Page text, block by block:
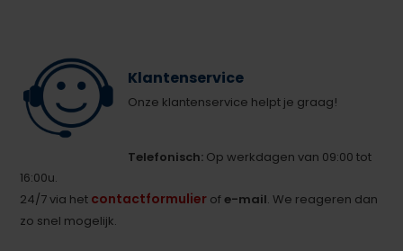
Klantenservice
Onze klantenservice helpt je graag!
Telefonisch: Op werkdagen van 09:00 tot
16:00u.
24/7 via het contactformulier ofe-mail. We reageren dan
zo snel mogelijk.